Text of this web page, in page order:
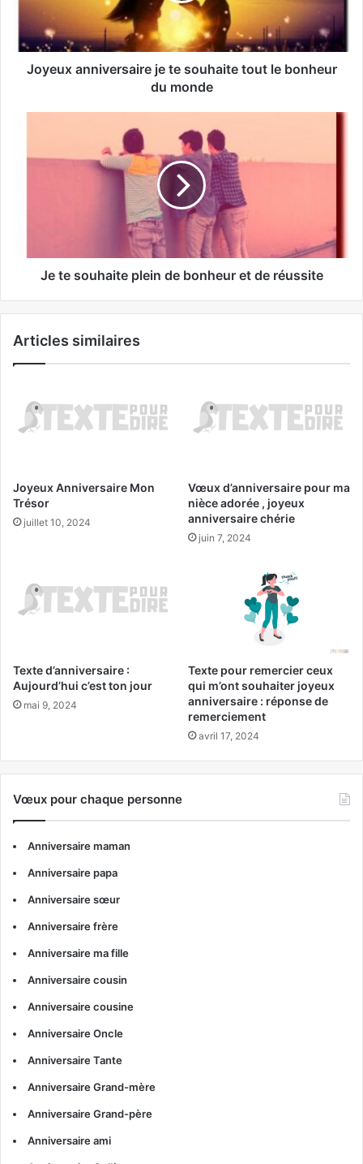
Joyeux anniversaire je te souhaite tout le bonheur
du monde
Je te souhaite plein de bonheur et de réussite
Articles similaires
Joyeux Anniversaire Mon
Trésor
juillet 10, 2024
Vœux d’anniversaire pour ma
nièce adorée , joyeux
anniversaire chérie
juin 7, 2024
Texte d’anniversaire :
Aujourd’hui c’est ton jour
mai 9, 2024
Texte pour remercier ceux
qui m’ont souhaiter joyeux
anniversaire : réponse de
remerciement
avril 17, 2024
Vœux pour chaque personne
Anniversaire maman
Anniversaire papa
Anniversaire sœur
Anniversaire frère
Anniversaire ma fille
Anniversaire cousin
Anniversaire cousine
Anniversaire Oncle
Anniversaire Tante
Anniversaire Grand-mère
Anniversaire Grand-père
Anniversaire ami